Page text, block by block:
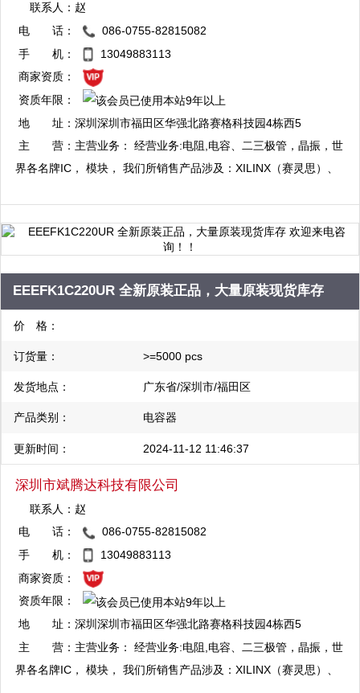
联系人： 赵
QQ：2881704051
复制
QQ：2881704535
复制
电 话：
086-0755-82815082
手 机：
13049883113
商家资质：
资质年限：
地 址：深圳深圳市福田区华强北路赛格科技园4栋西5
楼C01
主 营： 主营业务： 经营业务:电阻,电容、二三极管，晶振，世
界各名牌IC， 模块， 我们所销售产品涉及：XILINX（赛灵思）、
（Philips） 、海力士（Hynix） 、美国仿真器件（ADI）、国际整
流器（IR）、台湾硅成（ICSI）、三星（Samsung）、瑞萨
（Renesas）、东芝（Toshiba）、意法（ST）、摩托罗拉
特梅尔（Atmel）、惠普（HP）、安捷伦（Agilent）、达拉斯
（Dallas）、美信（Maxim）、纳斯达克（Altera）、赛普拉斯
（Harrsi）、英赛尔（Intersil）、美国集成器件（IDT）、芯成
（ISSI）、凌特（Linear）、美国LSI逻辑公司（LSI）、微芯
本冲电气（OKI）、Realtek、罗姆（Rohm）、三洋（Sanyo）、
索尼（Sony）等…
EEEFK1C220UR 全新原装正品，大量原装现货库存
欢迎来电咨询！！
价 格：
订货量： >=5000 pcs
发货地点： 广东省/深圳市/福田区
产品类别： 电容器
更新时间： 2024-11-12 11:46:37
深圳市斌腾达科技有限公司
联系人： 赵
QQ：2881704051
复制
QQ：2881704535
复制
电 话：
086-0755-82815082
手 机：
13049883113
商家资质：
资质年限：
地 址：深圳深圳市福田区华强北路赛格科技园4栋西5
楼C01
主 营： 主营业务： 经营业务:电阻,电容、二三极管，晶振，世
界各名牌IC， 模块， 我们所销售产品涉及：XILINX（赛灵思）、